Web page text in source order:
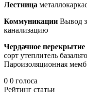
Лестница
Коммуникации Вывод
канализацию
Чердачное перекрытие
сорт утеплитель
Пароизоляционная
0 0 голоса
Рейтинг статьи